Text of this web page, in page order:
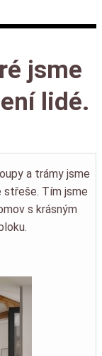
jsme
lidé.
a trámy jsme
střeše. Tím jsme
s krásným